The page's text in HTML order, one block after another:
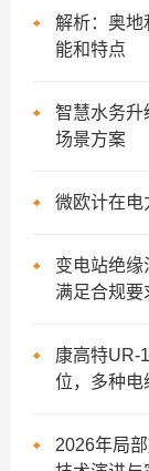
解析：奥地
能和特点
智慧水务升
场景方案
微欧计在电
变电站绝缘
满足合规要
康高特UR-
位，多种电
2026年局